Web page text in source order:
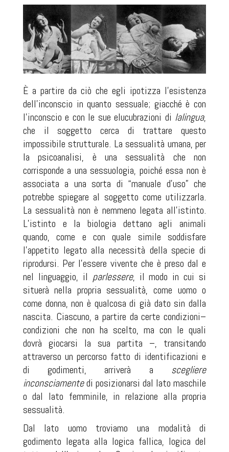
È a partire da ciò che egli ipotizza l’esistenza
dell’inconscio in quanto sessuale; giacché è con
l’inconscio e con le sue elucubrazioni di lalingua,
che il soggetto cerca di trattare questo
impossibile strutturale. La sessualità umana, per
la psicoanalisi, è una sessualità che non
corrisponde a una sessuologia, poiché essa non è
associata a una sorta di “manuale d’uso” che
potrebbe spiegare al soggetto come utilizzarla.
La sessualità non è nemmeno legata all’istinto.
L’istinto e la biologia dettano agli animali
quando, come e con quale simile soddisfare
l’appetito legato alla necessità della specie di
riprodursi. Per l’essere vivente che è preso dal e
nel linguaggio, il parlessere, il modo in cui si
situerà nella propria sessualità, come uomo o
come donna, non è qualcosa di già dato sin dalla
nascita. Ciascuno, a partire da certe condizioni–
condizioni che non ha scelto, ma con le quali
dovrà giocarsi la sua partita –, transitando
attraverso un percorso fatto di identificazioni e
di godimenti, arriverà a scegliere
inconsciamentedi posizionarsi dal lato maschile
o dal lato femminile, in relazione alla propria
sessualità.
Dal lato uomo troviamo una modalità di
godimento legata alla logica fallica, logica del